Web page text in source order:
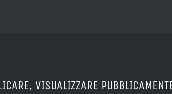
VISUALIZZARE